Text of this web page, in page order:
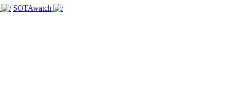
SOTAwatch